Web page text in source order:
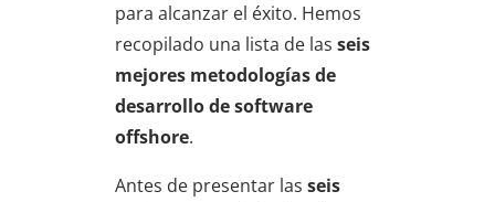
para alcanzar el éxito. Hemos
recopilado una lista de las seis
mejores metodologías de
desarrollo de software
offshore.
Antes de presentar las seis